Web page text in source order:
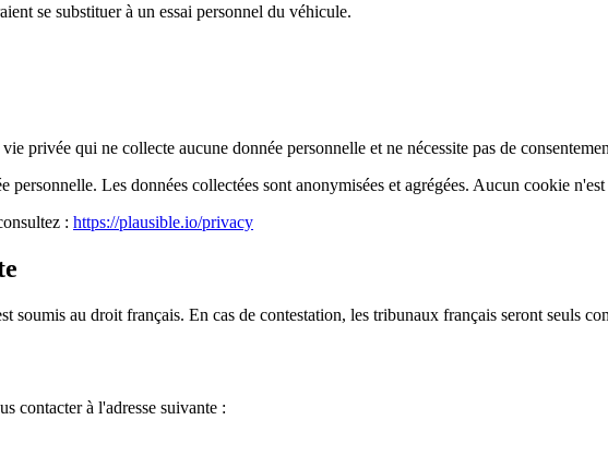
se substituer à un essai personnel du véhicule.
privée qui ne collecte aucune donnée personnelle et ne nécessite pas de
Les données collectées sont anonymisées et agrégées. Aucun cookie
: https://plausible.io/privacy
au droit français. En cas de contestation, les tribunaux français seront seuls
contacter à l'adresse suivante :